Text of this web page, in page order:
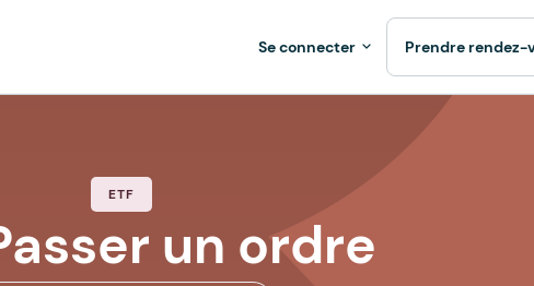
Se connecter Prendre rendez-
ETF
un ordre